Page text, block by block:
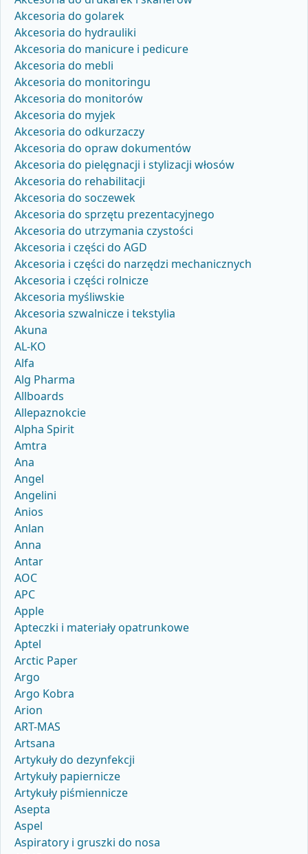
Akcesoria do golarek
Akcesoria do hydrauliki
Akcesoria do manicure i pedicure
Akcesoria do mebli
Akcesoria do monitoringu
Akcesoria do monitorów
Akcesoria do myjek
Akcesoria do odkurzaczy
Akcesoria do opraw dokumentów
Akcesoria do pielęgnacji i stylizacji włosów
Akcesoria do rehabilitacji
Akcesoria do soczewek
Akcesoria do sprzętu prezentacyjnego
Akcesoria do utrzymania czystości
Akcesoria i części do AGD
Akcesoria i części do narzędzi mechanicznych
Akcesoria i części rolnicze
Akcesoria myśliwskie
Akcesoria szwalnicze i tekstylia
Akuna
AL-KO
Alfa
Alg Pharma
Allboards
Allepaznokcie
Alpha Spirit
Amtra
Ana
Angel
Angelini
Anios
Anlan
Anna
Antar
AOC
APC
Apple
Apteczki i materiały opatrunkowe
Aptel
Arctic Paper
Argo
Argo Kobra
Arion
ART-MAS
Artsana
Artykuły do dezynfekcji
Artykuły papiernicze
Artykuły piśmiennicze
Asepta
Aspel
Aspiratory i gruszki do nosa